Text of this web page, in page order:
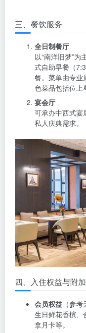
三、餐饮服务
全日制餐厅
以“南洋旧梦”
式自助早餐（
餐。菜单由专业
色菜品包括位上
宴会厅
可承办中西式宴
私人庆典需求。
四、入住权益与附
会员权益 （参
生日鲜花香槟、
拿月卡等。